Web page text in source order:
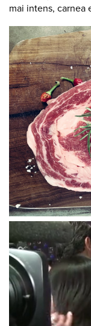
mai intens, carnea